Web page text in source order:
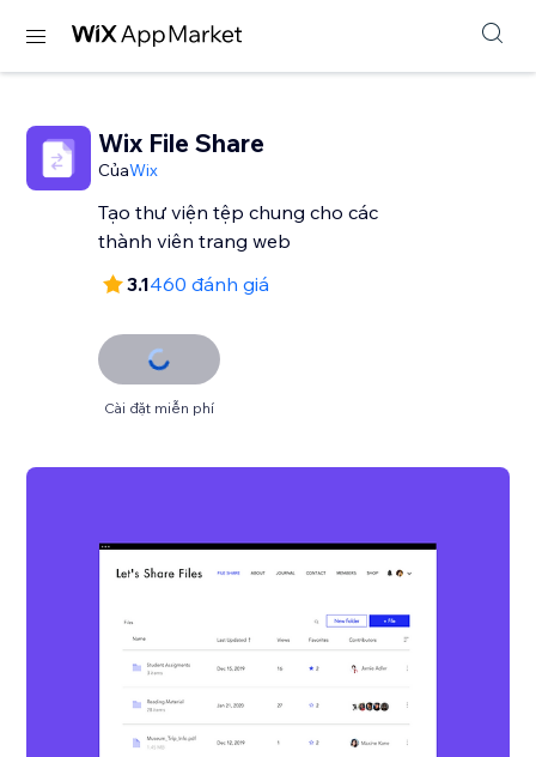
Wix File Share
CủaWix
Tạo thư viện tệp chung cho các
thành viên trang web
3.1460 đánh giá
Cài đặt miễn phí